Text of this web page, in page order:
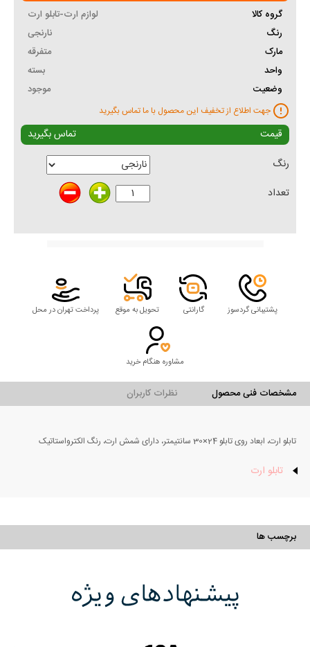
گروه کالا
لوازم ارت-تابلو ارت
رنگ
نارنجی
مارک
متفرقه
واحد
بسته
وضعیت
موجود
جهت اطلاع از تخفیف این محصول با ما تماس بگیرید
قیمت
تماس بگیرید
رنگ
تعداد
پشتیبانی گردسوز گارانتی تحویل به موقع پرداخت تهران در محل
مشاوره هنگام خرید
مشخصات فنی محصول نظرات کاربران
تابلو ارت، ابعاد روی تابلو 24×30 سانتیمتر، دارای شمش ارت، رنگ الکترواستاتیک
تابلو ارت
برچسب ها